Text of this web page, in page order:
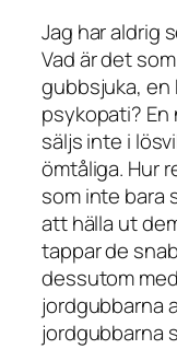
Jag har aldrig
Vad är det
gubbsjuka, en
psykopati?
säljs inte i
ömtåliga. Hur
som inte bara
att hälla ut
tappar de
dessutom
jordgubbarna
jordgubbarna